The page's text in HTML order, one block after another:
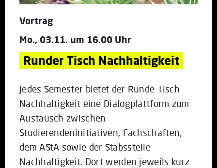
Vortrag
Mo., 03.11. um 16.00 Uhr
Runder Tisch Nachhaltigkeit
Jedes Semester bietet der Runde Tisch
Nachhaltigkeit eine Dialogplattform zum
Austausch zwischen
Studierendeninitiativen, Fachschaften,
dem AStA sowie der Stabsstelle
Nachhaltigkeit. Dort werden jeweils kurz